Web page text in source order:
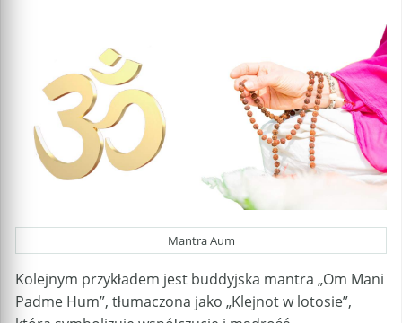
Mantra Aum
Kolejnym przykładem jest buddyjska mantra „Om Mani
Padme Hum”, tłumaczona jako „Klejnot w lotosie”,